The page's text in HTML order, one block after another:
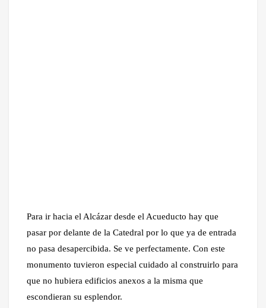
Para ir hacia el Alcázar desde el Acueducto hay que
pasar por delante de la Catedral por lo que ya de entrada
no pasa desapercibida. Se ve perfectamente. Con este
monumento tuvieron especial cuidado al construirlo para
que no hubiera edificios anexos a la misma que
escondieran su esplendor.